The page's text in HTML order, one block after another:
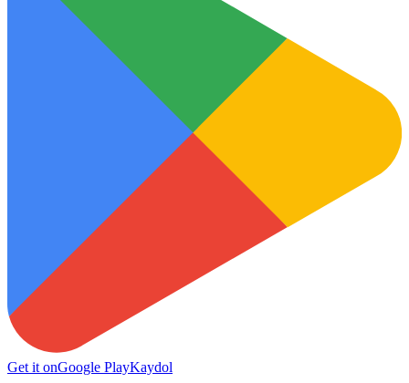
Get it onGoogle PlayKaydol